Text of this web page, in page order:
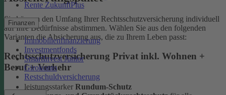
Rente ZukunftPlus
Finanzen
Immobilienfinanzierung
Investmentfonds
SmartInvest Junior
Girokonto
Restschuldversicherung
Sie können den Umfang Ihrer Rechtsschutzversicherung individuell
auf Ihre Bedürfnisse abstimmen. Wählen Sie aus den folgenden
Varianten die Absicherung aus, die zu Ihrem Leben passt:
Rechtsschutzversicherung Privat inkl. Wohnen +
Beruf + Verkehr
leistungsstarker Rundum-Schutz